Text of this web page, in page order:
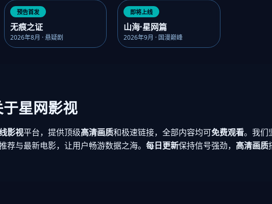
预告首发
无痕之证
2026年8月 · 悬疑剧
即将上线
山海·星网篇
2026年9月 · 国漫巅峰
于星网影视
影视平台，提供顶级高清画质和极速链接，全部内容均可免费观看。我们
荐与最新电影，让用户畅游数据之海。 每日更新保持信号强劲， 高清画质